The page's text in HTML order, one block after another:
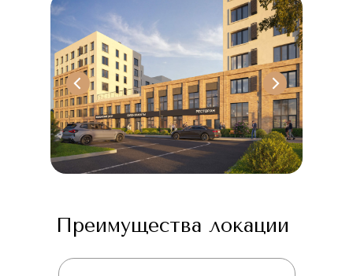
Преимущества локации